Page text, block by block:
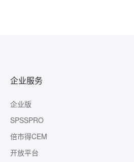
企业服务
企业版
SPSSPRO
倍市得CEM
开放平台